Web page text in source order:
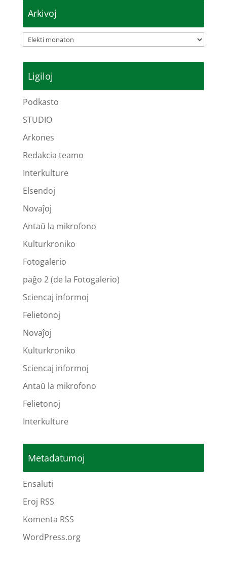
Arkivoj
Arkivoj
Ligiloj
Podkasto
STUDIO
Arkones
Redakcia teamo
Interkulture
Elsendoj
Novaĵoj
Antaŭ la mikrofono
Kulturkroniko
Fotogalerio
paĝo 2 (de la Fotogalerio)
Sciencaj informoj
Felietonoj
Novaĵoj
Kulturkroniko
Sciencaj informoj
Antaŭ la mikrofono
Felietonoj
Interkulture
Metadatumoj
Ensaluti
Eroj RSS
Komenta RSS
WordPress.org